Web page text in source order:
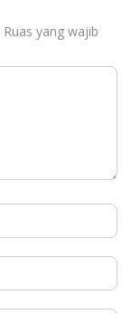
Ruas yang wajib